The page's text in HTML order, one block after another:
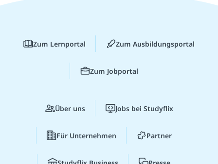
Zum Lernportal Zum Ausbildungsportal
Zum Jobportal
Über uns Jobs bei Studyflix
Für Unternehmen Partner